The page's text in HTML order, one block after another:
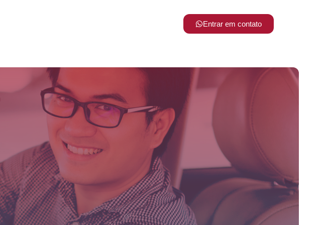
Entrar em contato